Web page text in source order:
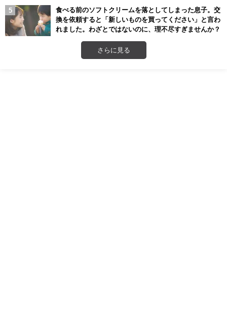
食べる前のソフトクリームを落としてしまった息子。交
換を依頼すると「新しいものを買ってください」と言わ
れました。わざとではないのに、理不尽すぎませんか？
さらに見る